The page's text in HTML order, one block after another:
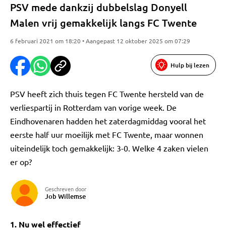
PSV mede dankzij dubbelslag Donyell
Malen vrij gemakkelijk langs FC Twente
6 februari 2021 om 18:20 • Aangepast 12 oktober 2025 om 07:29
Hulp bij lezen
PSV heeft zich thuis tegen FC Twente hersteld van de
verliespartij in Rotterdam van vorige week. De
Eindhovenaren hadden het zaterdagmiddag vooral het
eerste half uur moeilijk met FC Twente, maar wonnen
uiteindelijk toch gemakkelijk: 3-0. Welke 4 zaken vielen
er op?
Geschreven door
Job Willemse
1. Nu wel effectief